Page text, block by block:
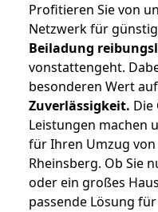
Profitieren Sie von
Netzwerk für
Beiladung
vonstattengeht.
besonderen Wert auf
Zuverlässigkeit. Die
Leistungen machen
für Ihren Umzug
Rheinsberg. Ob Sie
oder ein großes
passende Lösung für